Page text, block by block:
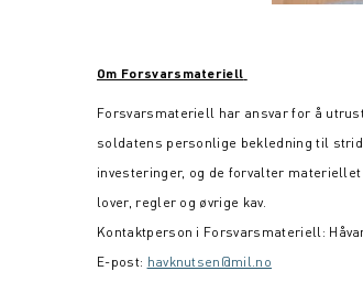
Om Forsvarsmateriell
Forsvarsmateriell har ansvar for å
soldatens personlige bekledning til
investeringer, og de forvalter
lover, regler og øvrige kav.
Kontaktperson i Forsvarsmateriell:
E-post: havknutsen@mil.no